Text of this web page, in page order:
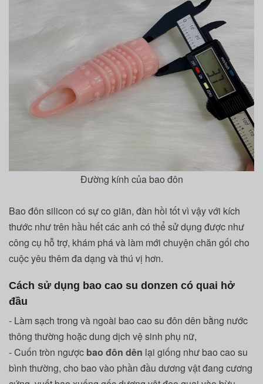
Đường kính của bao đôn
Bao đôn silicon có sự co giãn, đàn hồi tốt vì vậy với kích
thước như trên hầu hết các anh có thể sử dụng được như
công cụ hỗ trợ, khám phá và làm mới chuyện chăn gối cho
cuộc yêu thêm đa dạng và thú vị hơn.
Cách sử dụng bao cao su donzen có quai hở
đầu
- Làm sạch trong và ngoài bao cao su đôn dên bằng nước
thông thường hoặc dung dịch vệ sinh phụ nữ,
- Cuốn tròn ngược bao đôn dên lại giống như bao cao su
bình thường, cho bao vào phần đầu dương vật đang cương